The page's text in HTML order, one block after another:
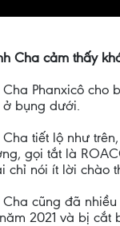
Cha cảm thấy
Phanxicô cho
bụng dưới.
tiết lộ như
gọi tắt là
chỉ nói ít lời chào
cũng đã
2021 và bị cắt